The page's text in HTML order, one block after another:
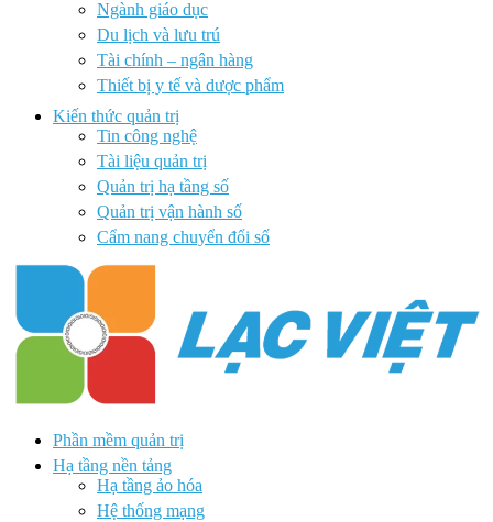
Ngành giáo dục
Du lịch và lưu trú
Tài chính – ngân hàng
Thiết bị y tế và dược phẩm
Kiến thức quản trị
Tin công nghệ
Tài liệu quản trị
Quản trị hạ tầng số
Quản trị vận hành số
Cẩm nang chuyển đổi số
Phần mềm quản trị
Hạ tầng nền tảng
Hạ tầng ảo hóa
Hệ thống mạng